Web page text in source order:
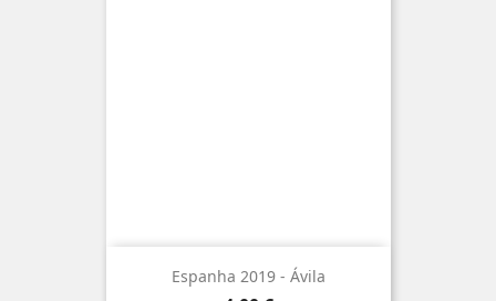
Espanha 2019 - Ávila